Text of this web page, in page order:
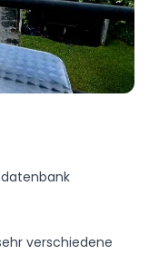
verschiedene